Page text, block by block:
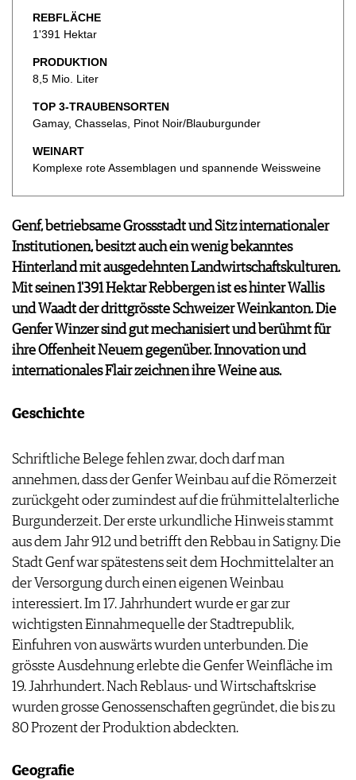
REZEPTE
WEINREISEN
DOSSIER
WINEGUIDES
KLARTEXT
EXTRAS
AUSGABE
VORTEILSWELT
MEDIATHEK
APPS
BILDSTRECKEN
WEINWIRTSCHAFT
PORTRAITS
VINOPHILES
ARCHIV
GEWINNSPIELE
ABO
WEINSUCHE
NEWSLETTER
WINE TRADE CLUB
REDAKTION
JOBS
WERBUNG
PRESSE
AGB & DATENSCHUTZ
REBFLÄCHE
1'391 Hektar
PRODUKTION
8,5 Mio. Liter
TOP 3-TRAUBENSORTEN
Gamay, Chasselas, Pinot Noir/Blauburgunder
WEINART
Komplexe rote Assemblagen und spannende Weissweine
Genf, betriebsame Grossstadt und Sitz internationaler
Institutionen, besitzt auch ein wenig bekanntes
Hinterland mit ausgedehnten Landwirtschaftskulturen.
Mit seinen 1'391 Hektar Rebbergen ist es hinter Wallis
und Waadt der drittgrösste Schweizer Weinkanton. Die
Genfer Winzer sind gut mechanisiert und berühmt für
ihre Offenheit Neuem gegenüber. Innovation und
internationales Flair zeichnen ihre Weine aus.
Geschichte
Schriftliche Belege fehlen zwar, doch darf man
annehmen, dass der Genfer Weinbau auf die Römerzeit
zurückgeht oder zumindest auf die frühmittelalterliche
Burgunderzeit. Der erste urkundliche Hinweis stammt
aus dem Jahr 912 und betrifft den Rebbau in Satigny. Die
Stadt Genf war spätestens seit dem Hochmittelalter an
der Versorgung durch einen eigenen Weinbau
interessiert. Im 17. Jahrhundert wurde er gar zur
wichtigsten Einnahmequelle der Stadtrepublik,
Einfuhren von auswärts wurden unterbunden. Die
grösste Ausdehnung erlebte die Genfer Weinfläche im
19. Jahrhundert. Nach Reblaus- und Wirtschaftskrise
wurden grosse Genossenschaften gegründet, die bis zu
80 Prozent der Produktion abdeckten.
Geografie